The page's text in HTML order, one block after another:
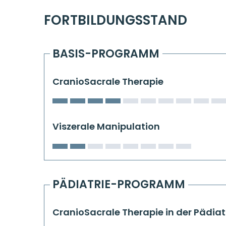
FORTBILDUNGSSTAND
BASIS-PROGRAMM
CranioSacrale Therapie
Viszerale Manipulation
PÄDIATRIE-PROGRAMM
CranioSacrale Therapie in der